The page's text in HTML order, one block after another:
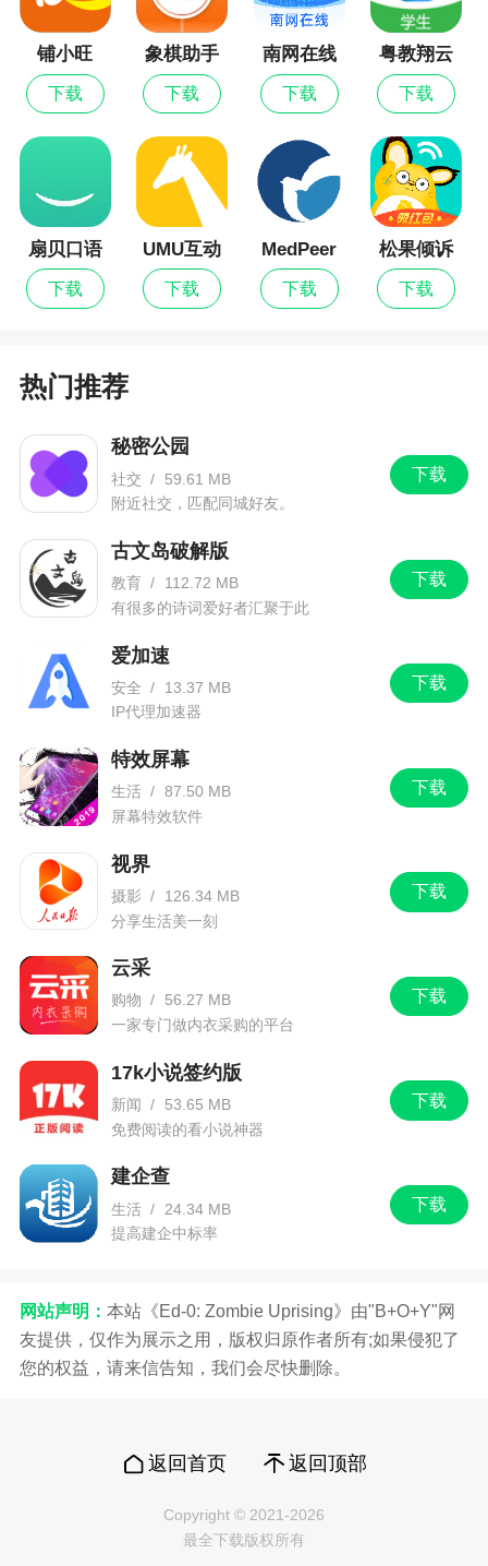
服务，带给用户更多的便捷
更新日志
养老保险查询功能调整
铺小旺
下载
象棋助手
下载
南网在线
下载
粤教翔云
数字教材
应用平台
下载
扇贝口语
下载
UMU互动
下载
MedPeer
下载
松果倾诉
下载
热门推荐
下载
秘密公园
社交 /
59.61 MB
附近社交，匹配同城好友。
下载
古文岛破解版
教育 /
112.72 MB
有很多的诗词爱好者汇聚于此
下载
爱加速
安全 /
13.37 MB
IP代理加速器
下载
特效屏幕
生活 / 87.50 MB
屏幕特效软件
下载
视界
摄影 /
126.34 MB
分享生活美一刻
下载
云采
购物 /
56.27 MB
一家专门做内衣采购的平台
下载
17k小说签约版
新闻 /
53.65 MB
免费阅读的看小说神器
下载
建企查
生活 /
24.34 MB
提高建企中标率
网站声明： 本站《Ed-0: Zombie Uprising》由"B+O+Y"网
友提供，仅作为展示之用，版权归原作者所有;如果侵犯了
您的权益，请来信告知，我们会尽快删除。
返回首页 返回顶部
Copyright © 2021-2026
最全下载版权所有